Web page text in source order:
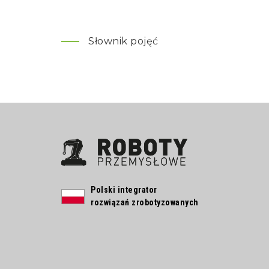
Słownik pojęć
Polski integrator
rozwiązań zrobotyzowanych